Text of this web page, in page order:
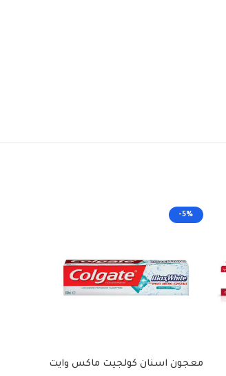
-5%
معجون اسنان كولجيت ماكس وايت